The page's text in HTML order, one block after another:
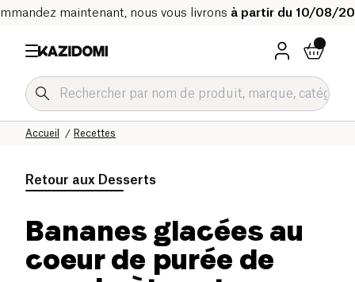
maintenant, nous vous livrons à partir du 10/08/
Recettes
Accueil
Retour aux Desserts
Bananes glacées au
coeur de purée de